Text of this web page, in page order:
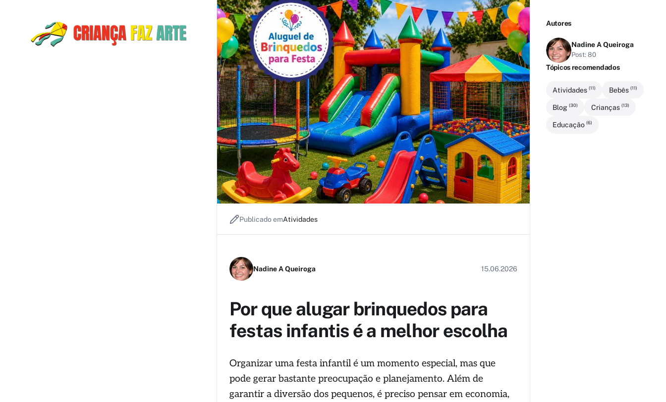
Publicado emAtividades
Nadine A Queiroga 15.06.2026
Por que alugar brinquedos para
festas infantis é a melhor escolha
Organizar uma festa infantil é um momento especial, mas que
pode gerar bastante preocupação e planejamento. Além de
garantir a diversão dos pequenos, é preciso pensar em economia,
Autores
Nadine A Queiroga
Post: 80
Tópicos recomendados
Atividades(11) Bebês (11)
Blog(30) Crianças (13)
Educação(6)